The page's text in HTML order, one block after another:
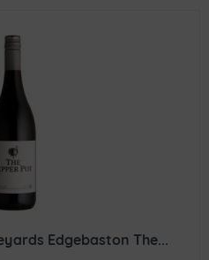
Edgebaston The...